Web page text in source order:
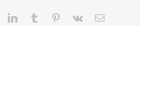
LinkedInTumblr Pinterest
Vk
E-